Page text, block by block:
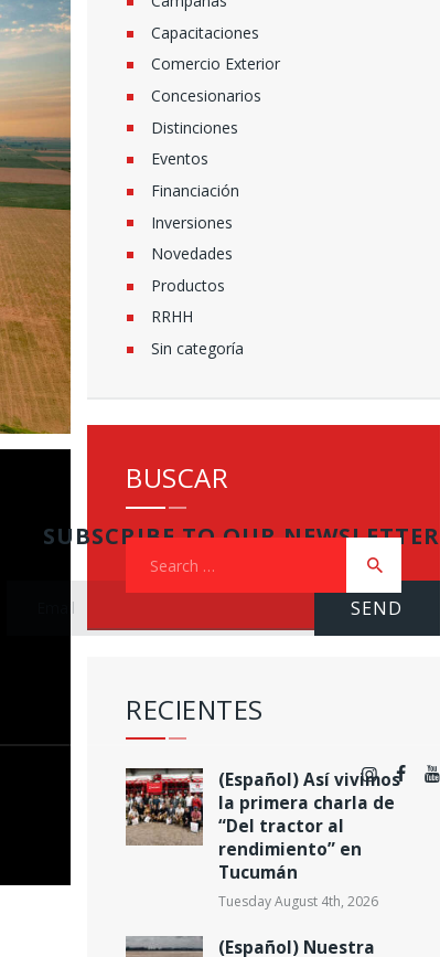
SUBSCRIBE TO OUR NEWSLETTER
Capacitaciones
Comercio Exterior
Concesionarios
Distinciones
Eventos
Financiación
Inversiones
Novedades
Productos
RRHH
Sin categoría
BUSCAR
RECIENTES
(Español) Así vivimos
la primera charla de
“Del tractor al
rendimiento” en
Tucumán
Tuesday August 4th, 2026
(Español) Nuestra